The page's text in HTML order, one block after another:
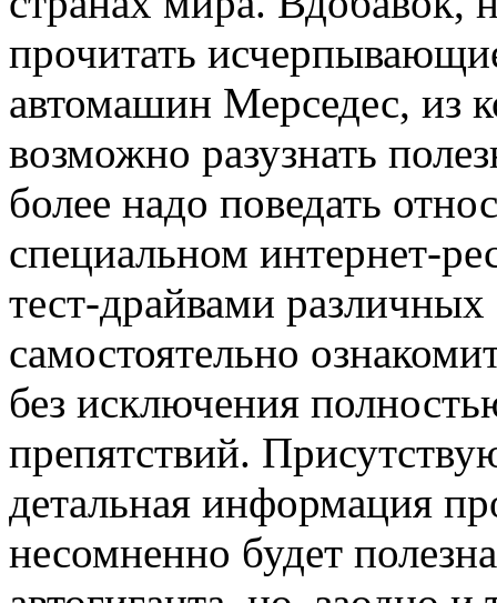
прочитать
автомашин Мерседес, из
возможно разузнать
более надо поведать
специальном интернет-
тест-драйвами
самостоятельно
без исключения
препятствий.
детальная информация
несомненно будет